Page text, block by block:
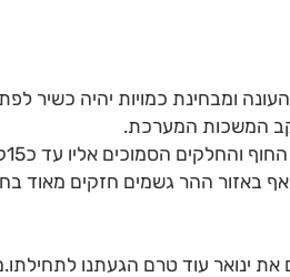
ומבחינת כמויות יהיה כשיר
דבר
באזור ההר גשמים חזקים מאוד
את ינואר עוד טרם הגעתנו